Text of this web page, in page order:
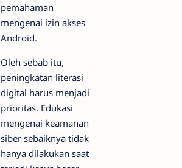
pemahaman
mengenai izin akses
Android.
Oleh sebab itu,
peningkatan literasi
digital harus menjadi
prioritas. Edukasi
mengenai keamanan
siber sebaiknya tidak
hanya dilakukan saat